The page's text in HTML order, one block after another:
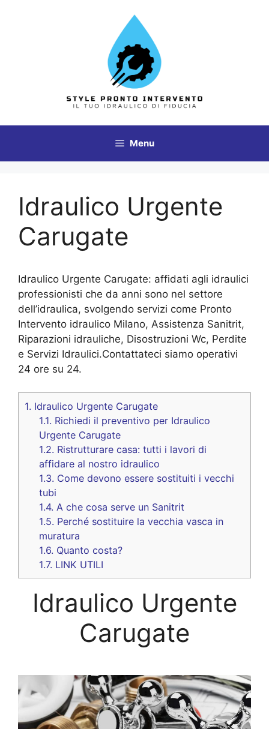
Menu
Idraulico Urgente
Carugate
Idraulico Urgente Carugate: affidati agli idraulici
professionisti che da anni sono nel settore
dell’idraulica, svolgendo servizi come Pronto
Intervento idraulico Milano, Assistenza Sanitrit,
Riparazioni idrauliche, Disostruzioni Wc, Perdite
e Servizi Idraulici.Contattateci siamo operativi
24 ore su 24.
1. Idraulico Urgente Carugate
1.1. Richiedi il preventivo per Idraulico
Urgente Carugate
1.2. Ristrutturare casa: tutti i lavori di
affidare al nostro idraulico
1.3. Come devono essere sostituiti i vecchi
tubi
1.4. A che cosa serve un Sanitrit
1.5. Perché sostituire la vecchia vasca in
muratura
1.6. Quanto costa?
1.7. LINK UTILI
Idraulico Urgente
Carugate